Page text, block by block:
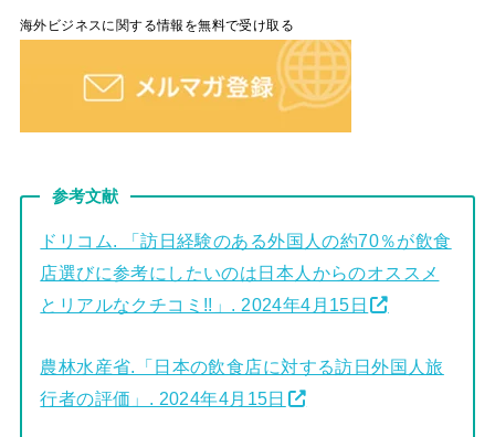
海外ビジネスに関する情報を無料で受け取る
参考文献
ドリコム. 「訪日経験のある外国人の約70％が飲食
店選びに参考にしたいのは日本人からのオススメ
とリアルなクチコミ!!」. 2024年4月15日
農林水産省.「日本の飲食店に対する訪日外国人旅
行者の評価」. 2024年4月15日